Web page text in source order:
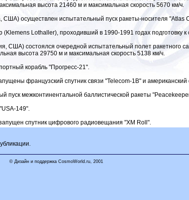
высота 21460 м и максимальная скорость 5670 км/ч.
осуществлен испытательный пуск ракеты-носителя "Atlas
Lothaller), проходивший в 1990-1991 годах подготовку к
состоялся очередной испытательный полет ракетного
высота 29750 м и максимальная скорость 5138 км/ч.
корабль "Прогресс-21".
французский спутник связи "Telecom-1B" и американский
межконтинентальной баллистической ракеты
149".
спутник цифрового радиовещания "XM Roll".
© Дизайн и поддержка CosmoWorld.ru, 2001